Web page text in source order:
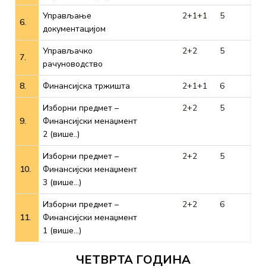
6.
Управљање
документацијом
2+1+1 5
7.
Управљачко
рачуноводство
2+2 5
8. Финансијска тржишта 2+1+1 6
9.
Изборни предмет –
Финансијски менаџмент
2 (више..)
2+2 5
10.
Изборни предмет –
Финансијски менаџмент
3 (више…)
2+2 5
11.
Изборни предмет –
Финансијски менаџмент
1 (више…)
2+2 6
ЧЕТВРТА ГОДИНА